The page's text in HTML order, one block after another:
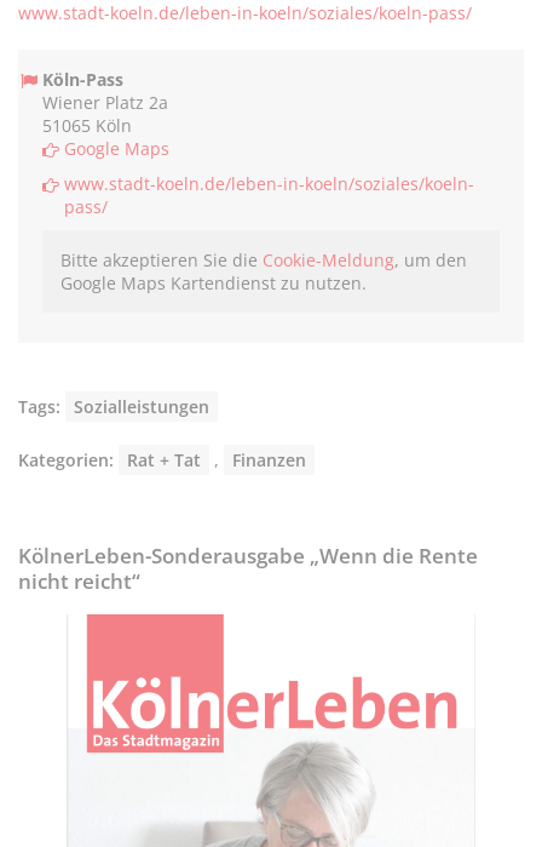
www.stadt-koeln.de/leben-in-koeln/soziales/koeln-pass/
Köln-Pass
Wiener Platz 2a
51065 Köln
Google Maps
www.stadt-koeln.de/leben-in-koeln/soziales/koeln-
pass/
Bitte akzeptieren Sie die Cookie-Meldung, um den
Google Maps Kartendienst zu nutzen.
Tags: Sozialleistungen
Kategorien: Rat + Tat , Finanzen
KölnerLeben-Sonderausgabe „Wenn die Rente
nicht reicht“